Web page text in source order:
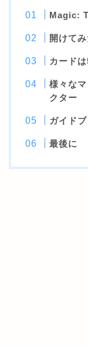
Magic:
開けてみ
カード
様々な
クター
ガイド
最後に